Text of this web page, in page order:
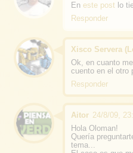
En este post lo
Responder
Xisco Servera
Ok, en cuanto
cuento en el otro
Responder
Aitor 24/8/09,
Hola Oloman!
Quería
tema...